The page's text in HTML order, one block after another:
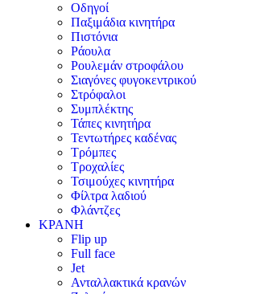
Οδηγοί
Παξιμάδια κινητήρα
Πιστόνια
Ράουλα
Ρουλεμάν στροφάλου
Σιαγόνες φυγοκεντρικού
Στρόφαλοι
Συμπλέκτης
Τάπες κινητήρα
Τεντωτήρες καδένας
Τρόμπες
Τροχαλίες
Τσιμούχες κινητήρα
Φίλτρα λαδιού
Φλάντζες
ΚΡΑΝΗ
Flip up
Full face
Jet
Ανταλλακτικά κρανών